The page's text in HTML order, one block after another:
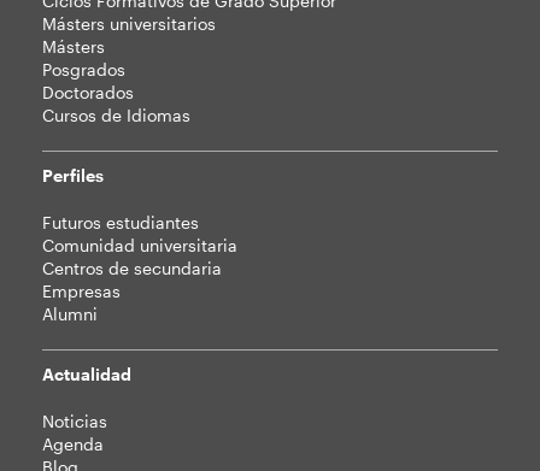
Másters universitarios
Másters
Posgrados
Doctorados
Cursos de Idiomas
Perfiles
Futuros estudiantes
Comunidad universitaria
Centros de secundaria
Empresas
Alumni
Actualidad
Noticias
Agenda
Blog